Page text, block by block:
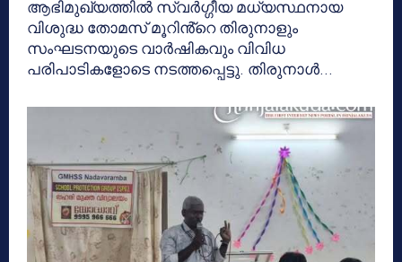
ആഭിമുഖ്യത്തിൽ സ്വർഗ്ഗീയ മധ്യസ്ഥനായ
വിശുദ്ധ തോമസ് മൂറിൻ്റെ തിരുനാളും
സംഘടനയുടെ വാർഷികവും വിവിധ
പരിപാടികളോടെ നടത്തപ്പെട്ടു. തിരുനാൾ...